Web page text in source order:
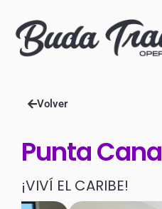
Volver
Punta Cana
¡VIVÍ EL CARIBE!